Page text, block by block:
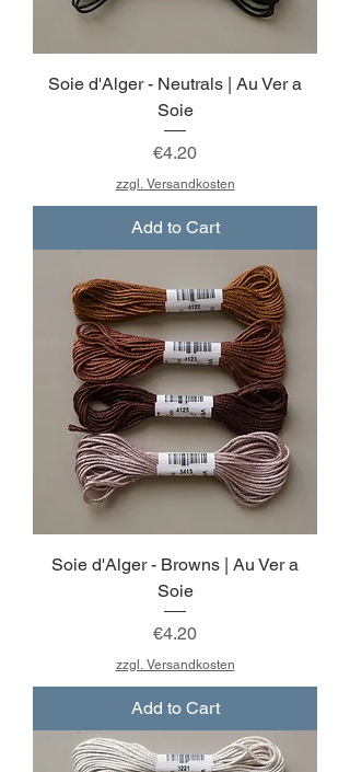
Soie d'Alger - Neutrals | Au Ver a
Soie
Price
€4.20
zzgl. Versandkosten
Add to Cart
Soie d'Alger - Browns | Au Ver a
Soie
Price
€4.20
zzgl. Versandkosten
Add to Cart